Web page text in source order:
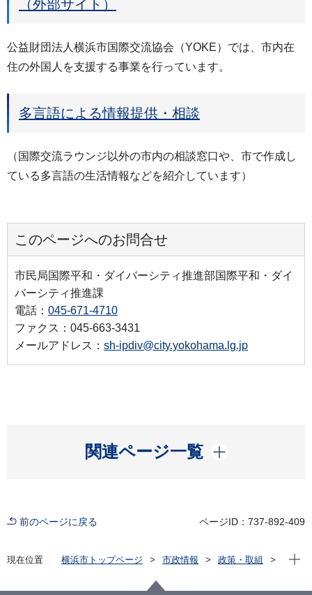
（外部サイト）
公益財団法人横浜市国際交流協会（YOKE）では、市内在
住の外国人を支援する事業を行っています。
多言語による情報提供・相談
（国際交流ラウンジ以外の市内の相談窓口や、市で作成し
ている多言語の生活情報などを紹介しています）
このページへのお問合せ
市民局国際平和・ダイバーシティ推進部国際平和・ダイ
バーシティ推進課
電話： 045-671-4710
ファクス：045-663-3431
メールアドレス： sh-ipdiv@city.yokohama.lg.jp
関連ページ一覧
開く
前のページに戻る ページID：737-892-409
現在位置 横浜市トップページ 市政情報
政策・取組
現在